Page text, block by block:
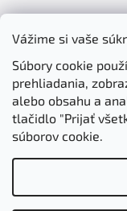
Vážime si vaše
Súbory cookie
prehliadania,
alebo obsahu a
tlačidlo "Prijať
súborov cookie.